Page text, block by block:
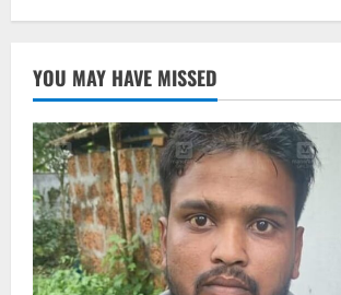
YOU MAY HAVE MISSED